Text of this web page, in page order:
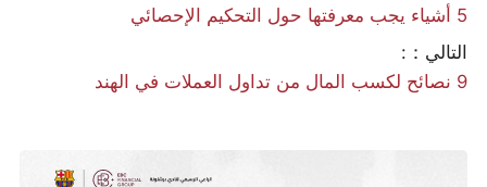
5 أشياء يجب معرفتها حول التحكيم الإحصائي
التالي：:
9 نصائح لكسب المال من تداول العملات في الهند